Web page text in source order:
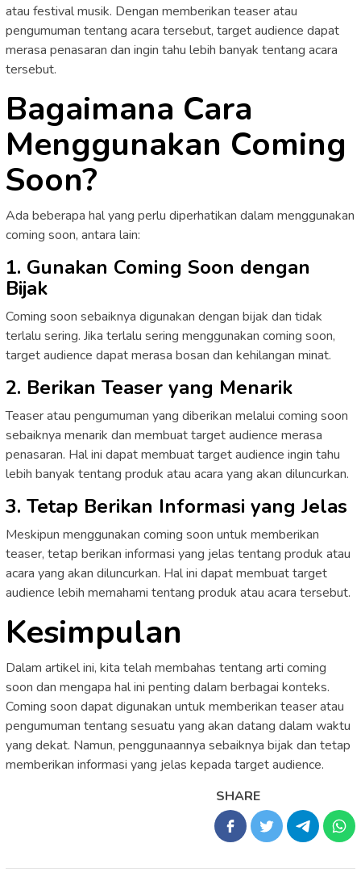
atau festival musik. Dengan memberikan teaser atau
pengumuman tentang acara tersebut, target audience dapat
merasa penasaran dan ingin tahu lebih banyak tentang acara
tersebut.
Bagaimana Cara
Menggunakan Coming
Soon?
Ada beberapa hal yang perlu diperhatikan dalam menggunakan
coming soon, antara lain:
1. Gunakan Coming Soon dengan
Bijak
Coming soon sebaiknya digunakan dengan bijak dan tidak
terlalu sering. Jika terlalu sering menggunakan coming soon,
target audience dapat merasa bosan dan kehilangan minat.
2. Berikan Teaser yang Menarik
Teaser atau pengumuman yang diberikan melalui coming soon
sebaiknya menarik dan membuat target audience merasa
penasaran. Hal ini dapat membuat target audience ingin tahu
lebih banyak tentang produk atau acara yang akan diluncurkan.
3. Tetap Berikan Informasi yang Jelas
Meskipun menggunakan coming soon untuk memberikan
teaser, tetap berikan informasi yang jelas tentang produk atau
acara yang akan diluncurkan. Hal ini dapat membuat target
audience lebih memahami tentang produk atau acara tersebut.
Kesimpulan
Dalam artikel ini, kita telah membahas tentang arti coming
soon dan mengapa hal ini penting dalam berbagai konteks.
Coming soon dapat digunakan untuk memberikan teaser atau
pengumuman tentang sesuatu yang akan datang dalam waktu
yang dekat. Namun, penggunaannya sebaiknya bijak dan tetap
memberikan informasi yang jelas kepada target audience.
SHARE